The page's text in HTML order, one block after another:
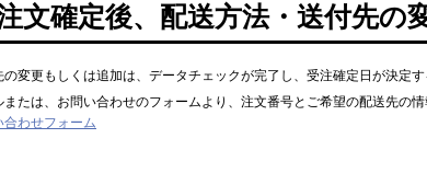
文確定後、配送方法・送付先の
の変更もしくは追加は、データチェックが完了し、受注確定日が決定す
または、お問い合わせのフォームより、注文番号とご希望の配送先の情
合わせフォーム